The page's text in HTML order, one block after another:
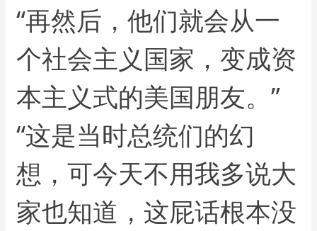
“再然后，他们就会从一
个社会主义国家，变成资
本主义式的美国朋友。”
“这是当时总统们的幻
想，可今天不用我多说大
家也知道，这屁话根本没